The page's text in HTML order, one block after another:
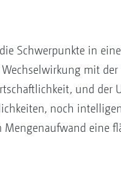
Schwerpunkte in
mit
und der
noch
eine